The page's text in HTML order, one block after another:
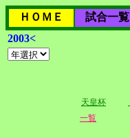
ＨＯＭＥ 試合一覧
2003<
天皇杯
一覧